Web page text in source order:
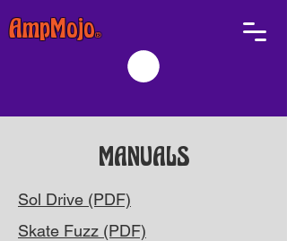
AmpMojo®
MANUALS
Sol Drive (PDF)
Skate Fuzz (PDF)